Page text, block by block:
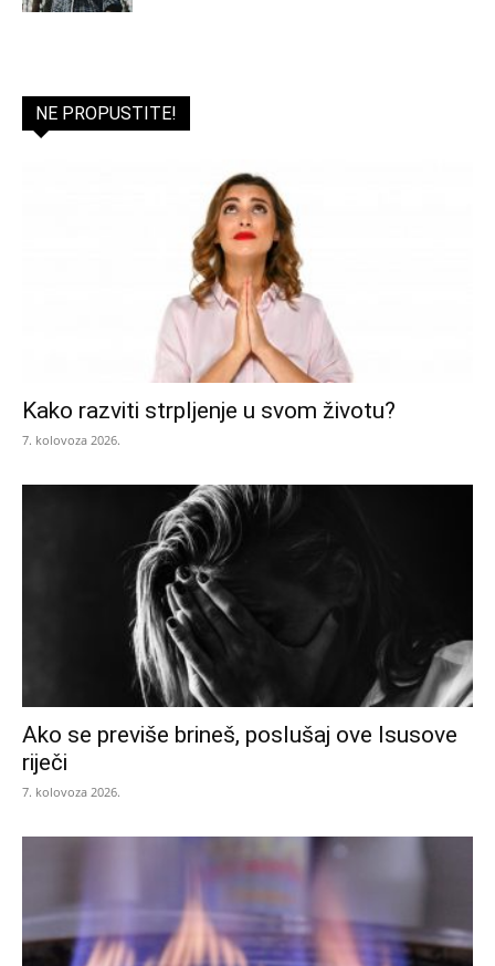
NE PROPUSTITE!
Kako razviti strpljenje u svom životu?
7. kolovoza 2026.
Ako se previše brineš, poslušaj ove Isusove
riječi
7. kolovoza 2026.